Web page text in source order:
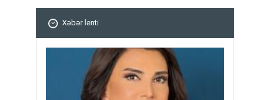
Xəbər lenti